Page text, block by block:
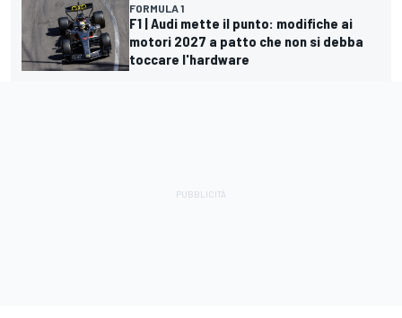
FORMULA 1
F1 | Audi mette il punto: modifiche ai
motori 2027 a patto che non si debba
toccare l'hardware